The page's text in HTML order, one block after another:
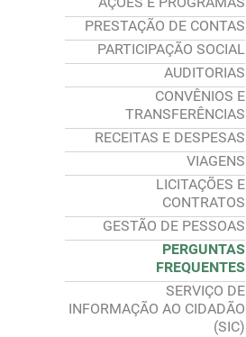
PRESTAÇÃO DE CONTAS
PARTICIPAÇÃO SOCIAL
AUDITORIAS
CONVÊNIOS E
TRANSFERÊNCIAS
RECEITAS E DESPESAS
VIAGENS
LICITAÇÕES E
CONTRATOS
GESTÃO DE PESSOAS
PERGUNTAS
FREQUENTES
SERVIÇO DE
INFORMAÇÃO AO CIDADÃO
(SIC)